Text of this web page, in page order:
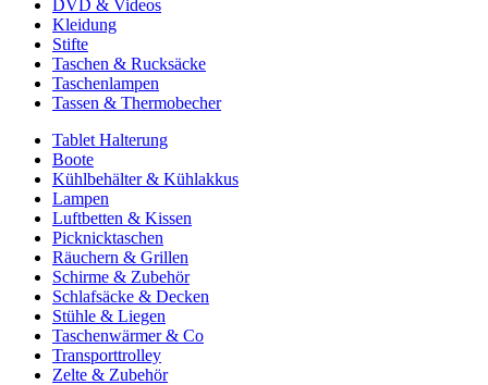
DVD & Videos
Kleidung
Stifte
Taschen & Rucksäcke
Taschenlampen
Tassen & Thermobecher
Tablet Halterung
Boote
Kühlbehälter & Kühlakkus
Lampen
Luftbetten & Kissen
Picknicktaschen
Räuchern & Grillen
Schirme & Zubehör
Schlafsäcke & Decken
Stühle & Liegen
Taschenwärmer & Co
Transporttrolley
Zelte & Zubehör